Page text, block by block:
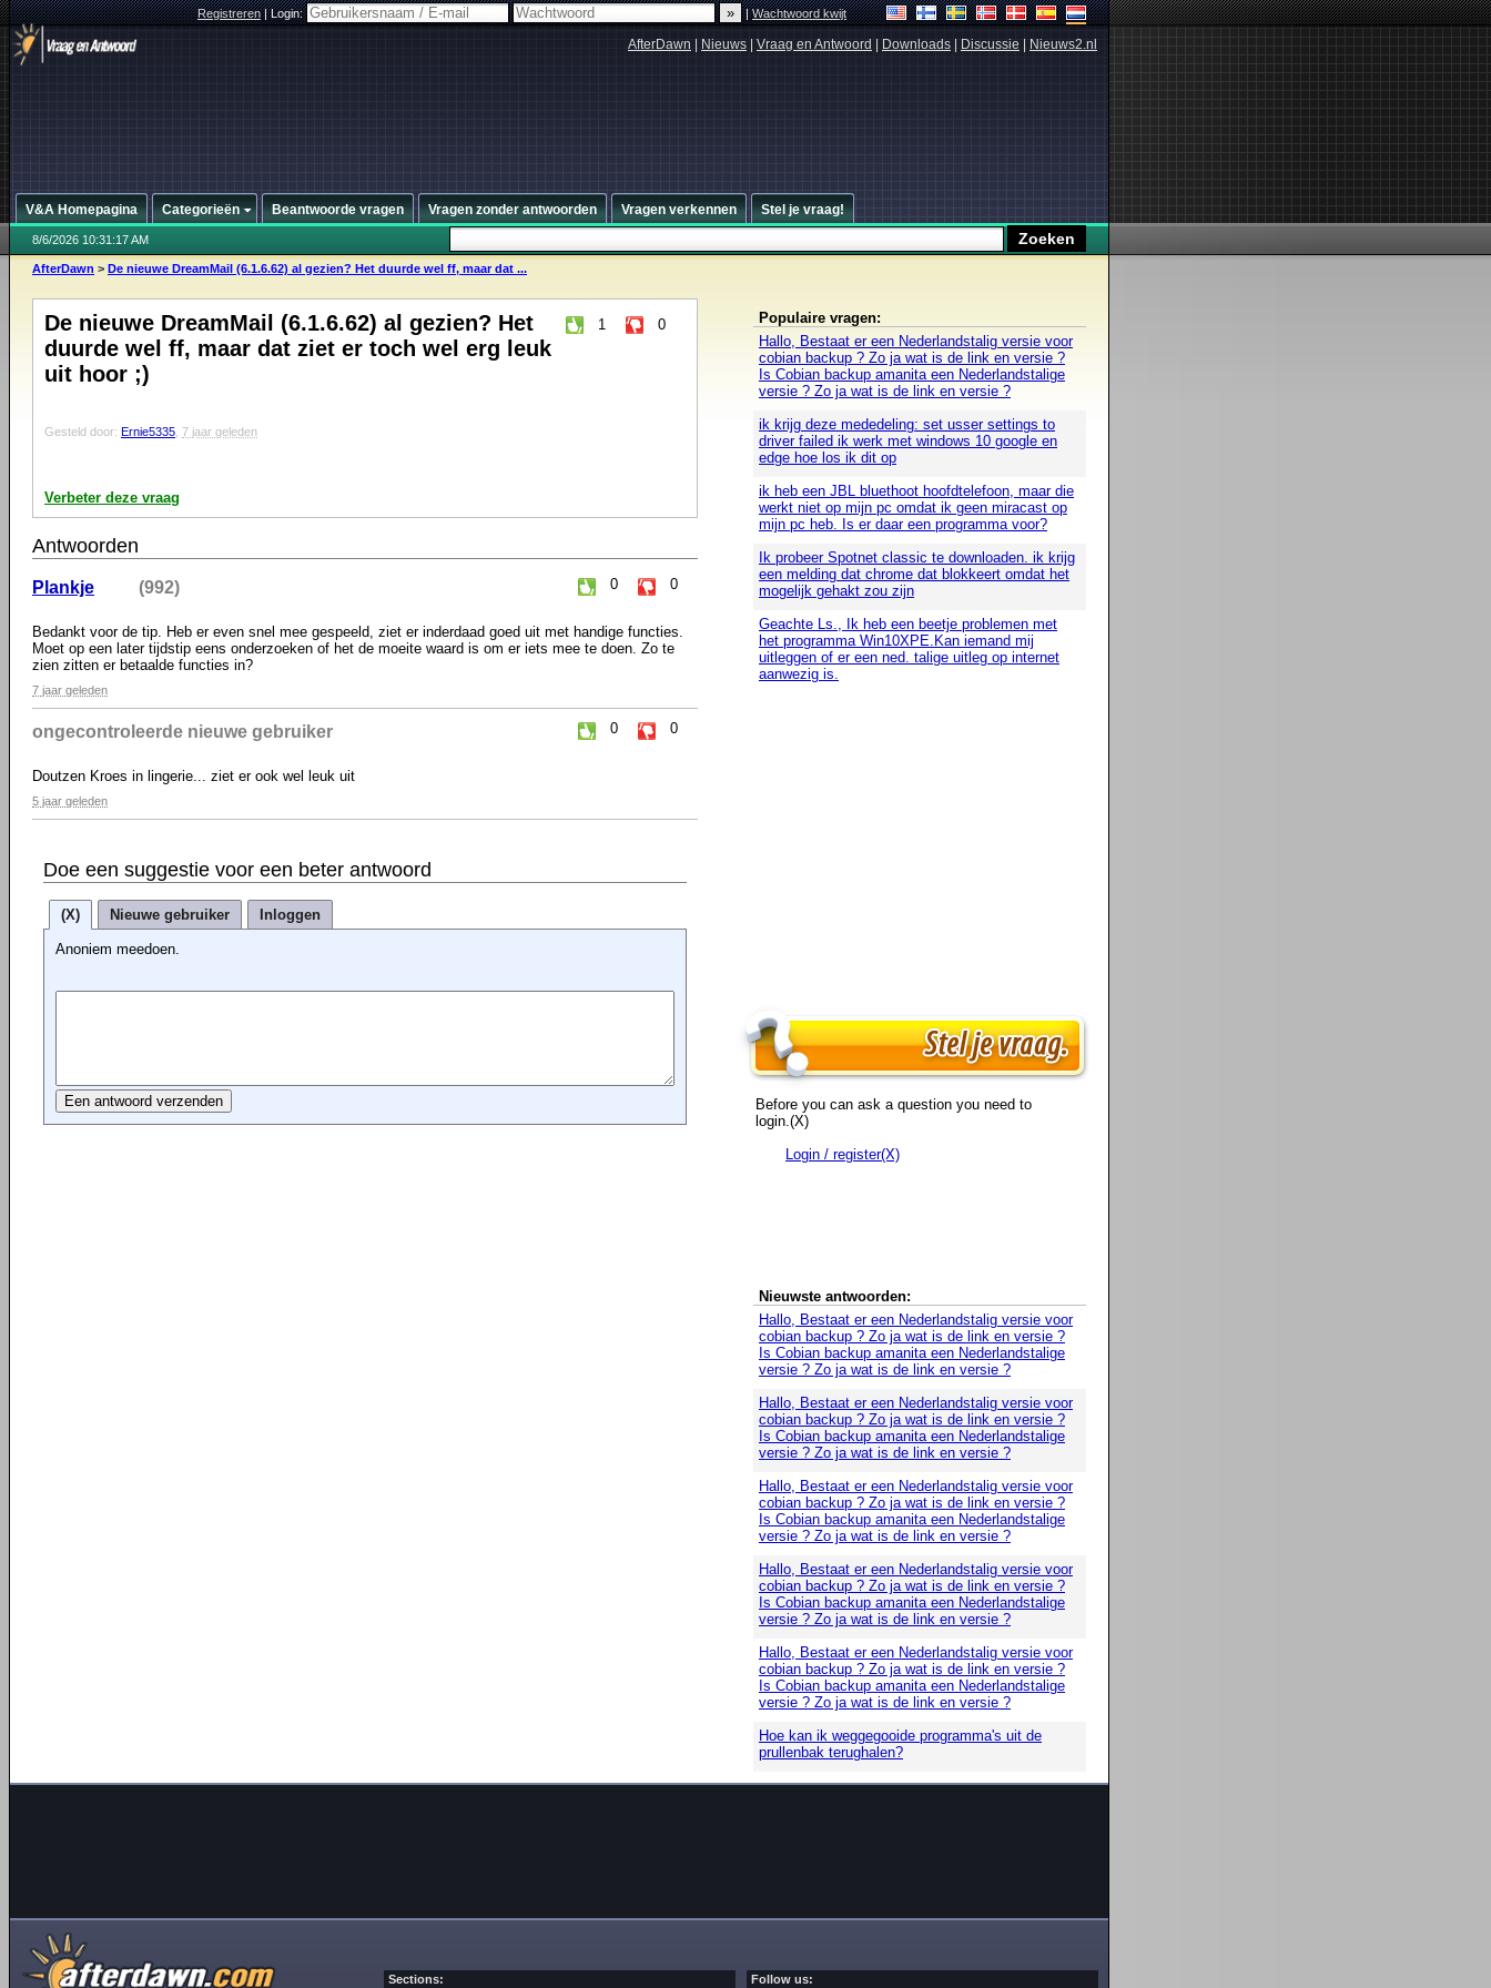
Registreren|Login: |Wachtwoord kwijt
AfterDawn Nieuws Vraag en Antwoord Downloads Discussie Nieuws2.nl
V&A Homepagina Categorieën Beantwoorde vragen Vragen zonder antwoorden Vragen verkennen Stel je vraag!
8/6/2026 10:31:17 AM
AfterDawn > De nieuwe DreamMail (6.1.6.62) al gezien? Het duurde wel ff, maar dat ...
1 0
De nieuwe DreamMail (6.1.6.62) al gezien? Het
duurde wel ff, maar dat ziet er toch wel erg leuk
uit hoor ;)
Gesteld door: Ernie5335 7 jaar geleden
Verbeter deze vraag
Antwoorden
0 0
Plankje (992)
Bedankt voor de tip. Heb er even snel mee gespeeld, ziet er inderdaad goed uit met handige functies.
Moet op een later tijdstip eens onderzoeken of het de moeite waard is om er iets mee te doen. Zo te
zien zitten er betaalde functies in?
7 jaar geleden
0 0
ongecontroleerde nieuwe gebruiker
Doutzen Kroes in lingerie... ziet er ook wel leuk uit
5 jaar geleden
Doe een suggestie voor een beter antwoord
(X) Nieuwe gebruiker Inloggen
Anoniem meedoen.
Populaire vragen:
Hallo, Bestaat er een Nederlandstalig versie voor
cobian backup ? Zo ja wat is de link en versie ?
Is Cobian backup amanita een Nederlandstalige
versie ? Zo ja wat is de link en versie ?
ik krijg deze mededeling: set usser settings to
driver failed ik werk met windows 10 google en
edge hoe los ik dit op
ik heb een JBL bluethoot hoofdtelefoon, maar die
werkt niet op mijn pc omdat ik geen miracast op
mijn pc heb. Is er daar een programma voor?
Ik probeer Spotnet classic te downloaden. ik krijg
een melding dat chrome dat blokkeert omdat het
mogelijk gehakt zou zijn
Geachte Ls., Ik heb een beetje problemen met
het programma Win10XPE.Kan iemand mij
uitleggen of er een ned. talige uitleg op internet
aanwezig is.
Before you can ask a question you need to
login.(X)
Login / register(X)
Nieuwste antwoorden:
Hallo, Bestaat er een Nederlandstalig versie voor
cobian backup ? Zo ja wat is de link en versie ?
Is Cobian backup amanita een Nederlandstalige
versie ? Zo ja wat is de link en versie ?
Hallo, Bestaat er een Nederlandstalig versie voor
cobian backup ? Zo ja wat is de link en versie ?
Is Cobian backup amanita een Nederlandstalige
versie ? Zo ja wat is de link en versie ?
Hallo, Bestaat er een Nederlandstalig versie voor
cobian backup ? Zo ja wat is de link en versie ?
Is Cobian backup amanita een Nederlandstalige
versie ? Zo ja wat is de link en versie ?
Hallo, Bestaat er een Nederlandstalig versie voor
cobian backup ? Zo ja wat is de link en versie ?
Is Cobian backup amanita een Nederlandstalige
versie ? Zo ja wat is de link en versie ?
Hallo, Bestaat er een Nederlandstalig versie voor
cobian backup ? Zo ja wat is de link en versie ?
Is Cobian backup amanita een Nederlandstalige
versie ? Zo ja wat is de link en versie ?
Hoe kan ik weggegooide programma's uit de
prullenbak terughalen?
Sections: Follow us: